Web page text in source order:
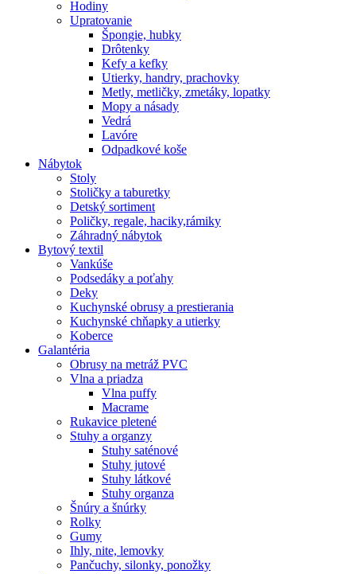
Hodiny
Upratovanie
Špongie, hubky
Drôtenky
Kefy a kefky
Utierky, handry, prachovky
Metly, metličky, zmetáky, lopatky
Mopy a násady
Vedrá
Lavóre
Odpadkové koše
Nábytok
Stoly
Stoličky a taburetky
Detský sortiment
Poličky, regale, haciky,rámiky
Záhradný nábytok
Bytový textil
Vankúše
Podsedáky a poťahy
Deky
Kuchynské obrusy a prestierania
Kuchynské chňapky a utierky
Koberce
Galantéria
Obrusy na metráž PVC
Vlna a priadza
Vlna puffy
Macrame
Rukavice pletené
Stuhy a organzy
Stuhy saténové
Stuhy jutové
Stuhy látkové
Stuhy organza
Šnúry a šnúrky
Rolky
Gumy
Ihly, nite, lemovky
Pančuchy, silonky, ponožky